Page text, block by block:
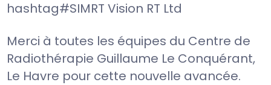
hashtag#SIMRT Vision RT Ltd
Merci à toutes les équipes du Centre de
Radiothérapie Guillaume Le Conquérant,
Le Havre pour cette nouvelle avancée.